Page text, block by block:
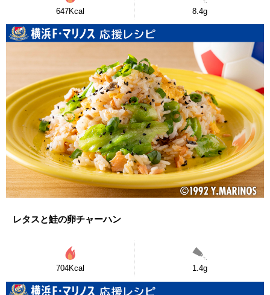
647Kcal 8.4g
レタスと鮭の卵チャーハン
704Kcal 1.4g